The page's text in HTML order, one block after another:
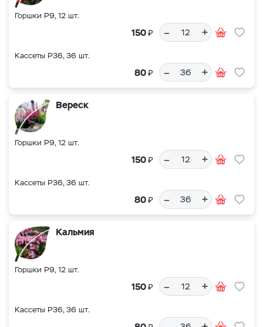
Горшки Р9, 12 шт.
150₽ – +
Кассеты Р36, 36 шт.
80₽ – +
Вереск
Горшки Р9, 12 шт.
150₽ – +
Кассеты Р36, 36 шт.
80₽ – +
Кальмия
Горшки Р9, 12 шт.
150₽ – +
Кассеты Р36, 36 шт.